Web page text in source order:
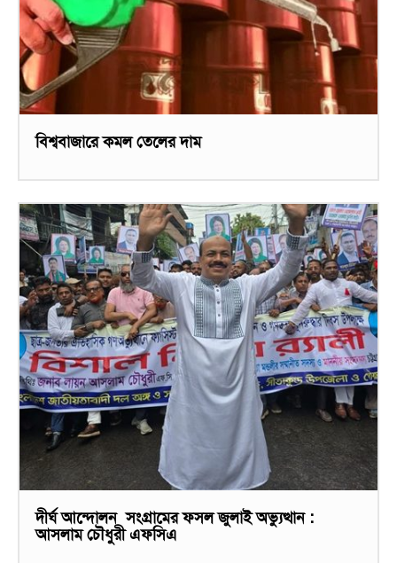
বিশ্ববাজারে কমল তেলের দাম
দীর্ঘ আন্দোলন সংগ্রামের ফসল জুলাই অভ্যুত্থান :
আসলাম চৌধুরী এফসিএ